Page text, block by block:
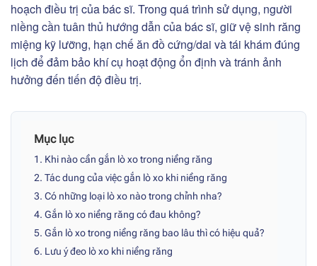
hoạch điều trị của bác sĩ. Trong quá trình sử dụng, người
niềng cần tuân thủ hướng dẫn của bác sĩ, giữ vệ sinh răng
miệng kỹ lưỡng, hạn chế ăn đồ cứng/dai và tái khám đúng
lịch để đảm bảo khí cụ hoạt động ổn định và tránh ảnh
hưởng đến tiến độ điều trị.
Mục lục
1. Khi nào cần gắn lò xo trong niềng răng
2. Tác dung của việc gắn lò xo khi niềng răng
3. Có những loại lò xo nào trong chỉnh nha?
4. Gắn lò xo niềng răng có đau không?
5. Gắn lò xo trong niềng răng bao lâu thì có hiệu quả?
6. Lưu ý đeo lò xo khi niềng răng